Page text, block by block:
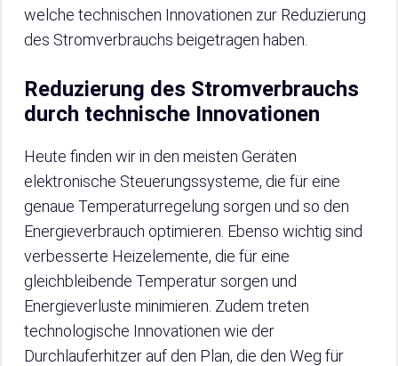
welche technischen Innovationen zur Reduzierung
des Stromverbrauchs beigetragen haben.
Reduzierung des Stromverbrauchs
durch technische Innovationen
Heute finden wir in den meisten Geräten
elektronische Steuerungssysteme, die für eine
genaue Temperaturregelung sorgen und so den
Energieverbrauch optimieren. Ebenso wichtig sind
verbesserte Heizelemente, die für eine
gleichbleibende Temperatur sorgen und
Energieverluste minimieren. Zudem treten
technologische Innovationen wie der
Durchlauferhitzer auf den Plan, die den Weg für